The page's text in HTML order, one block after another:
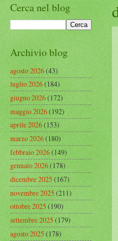
Cerca nel blog
Archivio blog
agosto 2026(43)
luglio 2026(184)
giugno 2026(172)
maggio 2026(192)
aprile 2026(153)
marzo 2026(180)
febbraio 2026(149)
gennaio 2026(178)
dicembre 2025(167)
novembre 2025(211)
ottobre 2025(190)
settembre 2025(179)
agosto 2025(178)